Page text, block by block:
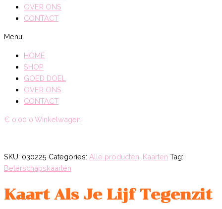
OVER ONS
CONTACT
Menu
HOME
SHOP
GOED DOEL
OVER ONS
CONTACT
€ 0,00 0 Winkelwagen
SKU: 030225 Categories: Alle producten, Kaarten Tag:
Beterschapskaarten
Kaart Als Je Lijf Tegenzit